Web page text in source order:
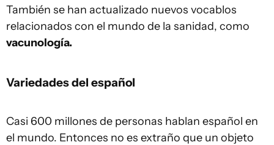
También se han actualizado nuevos vocablos
relacionados con el mundo de la sanidad, como
vacunología.
Variedades del español
Casi 600 millones de personas hablan español en
el mundo. Entonces no es extraño que un objeto